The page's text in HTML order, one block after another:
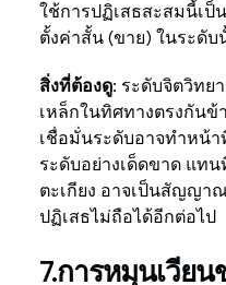
ใช้การปฏิเสธสะสมนี้เ
ตั้งค่าสั้น (ขาย) ในระดับ
สิ่งที่ต้องดู: ระดับจิตวิทย
เหล็กในทิศทางตรงกัน
เชื่อมั่นระดับอาจทำหน้
ระดับอย่างเด็ดขาด แท
ตะเกียง อาจเป็นสัญญา
ปฏิเสธไม่ถือได้อีกต่อไป
7.การหมุนเวีย